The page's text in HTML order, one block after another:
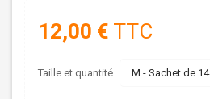
12,00 € TTC
Taille et quantité